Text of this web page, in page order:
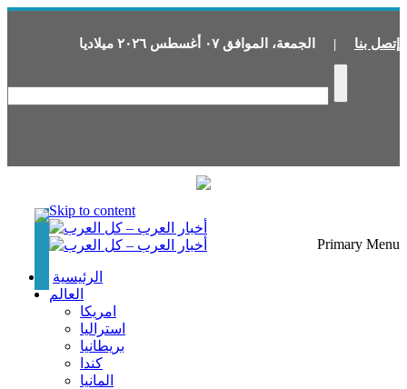
إتصل بنا | الجمعة، الموافق ٠٧ أغسطس ٢٠٢٦ ميلاديا
Skip to content
Primary Menu
الرئيسية
العالم
امريكا
استراليا
بريطانيا
كندا
المانيا